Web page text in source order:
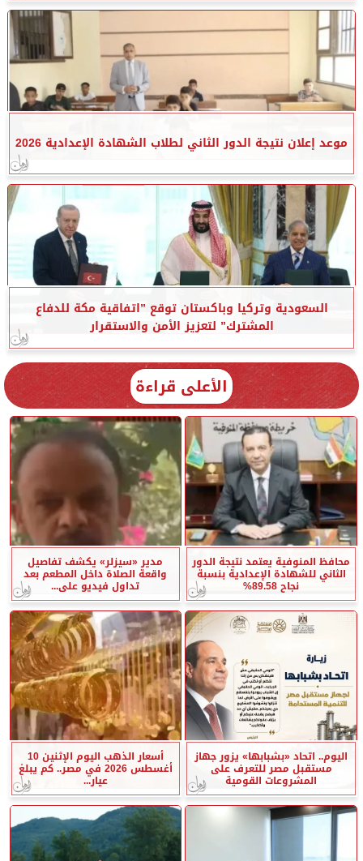
موعد إعلان نتيجة الدور الثاني لطلاب الشهادة الإعدادية 2026
السعودية وتركيا وباكستان توقع ”اتفاقية مكة للدفاع
المشترك” لتعزيز الأمن والاستقرار
الأعلى قراءة
محافظ المنوفية يعتمد نتيجة الدور
الثاني للشهادة الإعدادية بنسبة
نجاح 89.58%
مدير «سيزلر» يكشف تفاصيل
واقعة الصلاة داخل المطعم بعد
تداول فيديو على...
اليوم.. اتحاد «بشبابها» يزور جهاز
مستقبل مصر للتعرف على
المشروعات القومية
أسعار الذهب اليوم الإثنين 10
أغسطس 2026 في مصر.. كم يبلغ
عيار...